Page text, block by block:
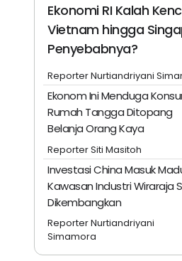
Ekonomi RI Kalah
Vietnam hingga
Penyebabnya?
Reporter Nurtiandriyani
Ekonom Ini Menduga
Rumah Tangga Ditopang
Belanja Orang Kaya
Reporter Siti Masitoh
Investasi China Masuk
Kawasan Industri Wiraraja
Dikembangkan
Reporter Nurtiandriyani
Simamora